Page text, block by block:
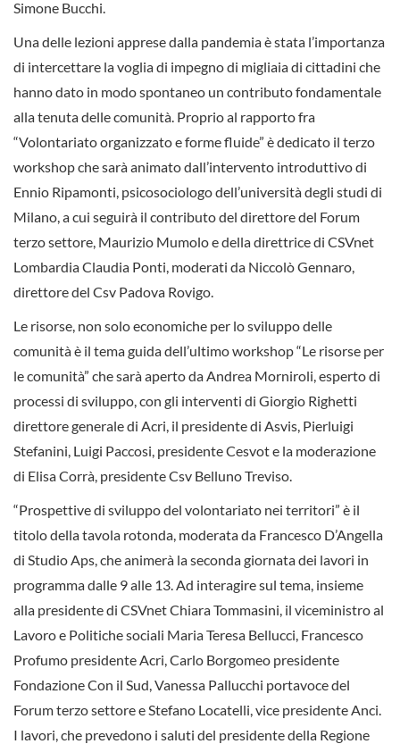
Simone Bucchi.
Una delle lezioni apprese dalla pandemia è stata l’importanza
di intercettare la voglia di impegno di migliaia di cittadini che
hanno dato in modo spontaneo un contributo fondamentale
alla tenuta delle comunità. Proprio al rapporto fra
“Volontariato organizzato e forme fluide” è dedicato il terzo
workshop che sarà animato dall’intervento introduttivo di
Ennio Ripamonti, psicosociologo dell’università degli studi di
Milano, a cui seguirà il contributo del direttore del Forum
terzo settore, Maurizio Mumolo e della direttrice di CSVnet
Lombardia Claudia Ponti, moderati da Niccolò Gennaro,
direttore del Csv Padova Rovigo.
Le risorse, non solo economiche per lo sviluppo delle
comunità è il tema guida dell’ultimo workshop “Le risorse per
le comunità” che sarà aperto da Andrea Morniroli, esperto di
processi di sviluppo, con gli interventi di Giorgio Righetti
direttore generale di Acri, il presidente di Asvis, Pierluigi
Stefanini, Luigi Paccosi, presidente Cesvot e la moderazione
di Elisa Corrà, presidente Csv Belluno Treviso.
“Prospettive di sviluppo del volontariato nei territori” è il
titolo della tavola rotonda, moderata da Francesco D’Angella
di Studio Aps, che animerà la seconda giornata dei lavori in
programma dalle 9 alle 13. Ad interagire sul tema, insieme
alla presidente di CSVnet Chiara Tommasini, il viceministro al
Lavoro e Politiche sociali Maria Teresa Bellucci, Francesco
Profumo presidente Acri, Carlo Borgomeo presidente
Fondazione Con il Sud, Vanessa Pallucchi portavoce del
Forum terzo settore e Stefano Locatelli, vice presidente Anci.
I lavori, che prevedono i saluti del presidente della Regione